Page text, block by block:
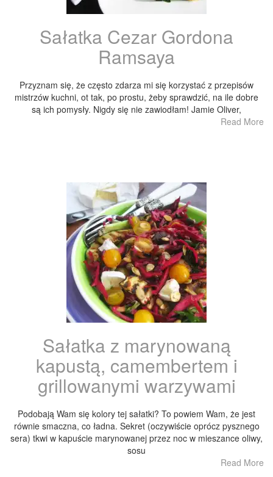
Sałatka Cezar Gordona
Ramsaya
Przyznam się, że często zdarza mi się korzystać z przepisów
mistrzów kuchni, ot tak, po prostu, żeby sprawdzić, na ile dobre
są ich pomysły. Nigdy się nie zawiodłam! Jamie Oliver,
Read More
Sałatka z marynowaną
kapustą, camembertem i
grillowanymi warzywami
Podobają Wam się kolory tej sałatki? To powiem Wam, że jest
równie smaczna, co ładna. Sekret (oczywiście oprócz pysznego
sera) tkwi w kapuście marynowanej przez noc w mieszance oliwy,
sosu
Read More